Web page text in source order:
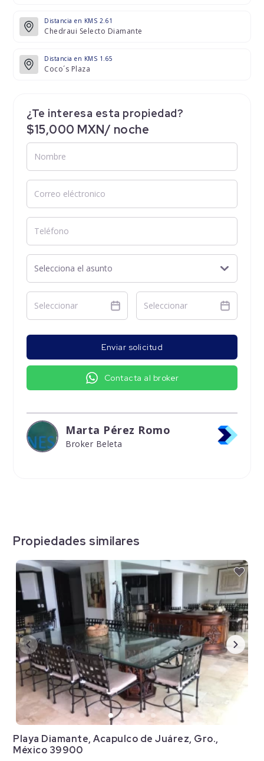
¿Te interesa esta propiedad?
$15,000 MXN/ noche
Enviar solicitud
Contacta al broker
Marta Pérez Romo
Broker Beleta
Distancia en KMS 2.61
Chedraui Selecto Diamante
Distancia en KMS 1.65
Coco´s Plaza
Propiedades similares
Playa Diamante, Acapulco de Juárez, Gro.,
México 39900